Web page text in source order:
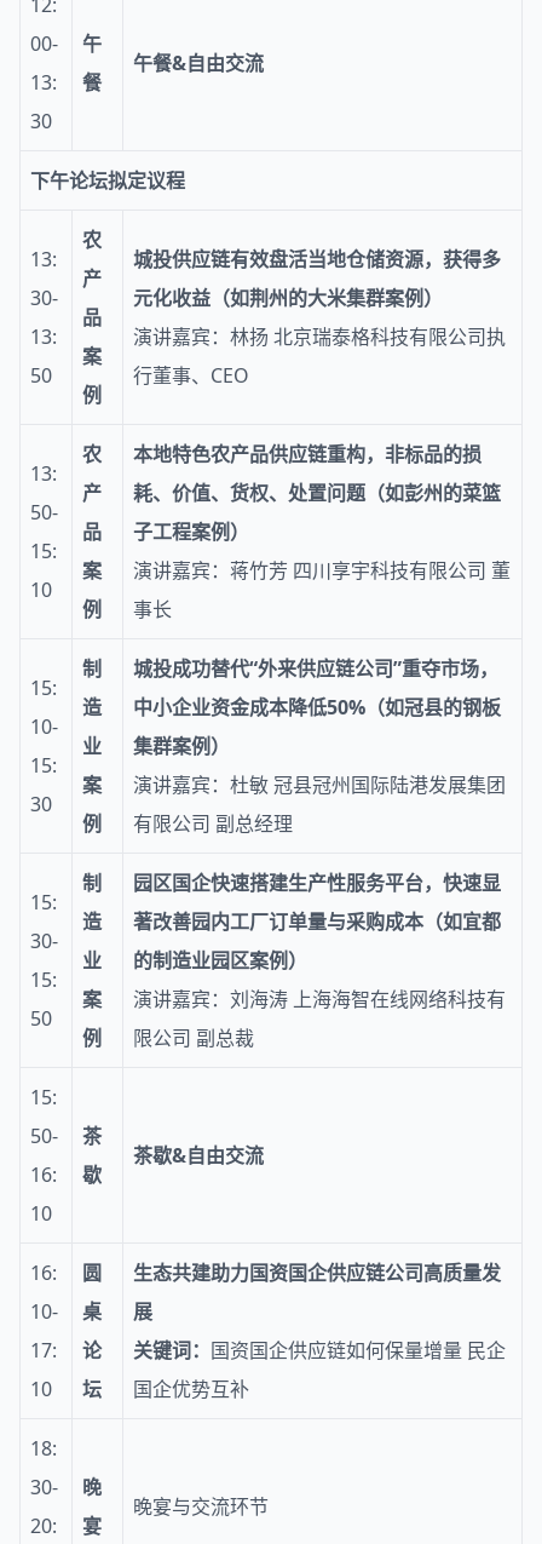
00-
13:
30
午
餐
午餐&自由交流
下午论坛拟定议程
13:
30-
13:
50
农
产
品
案
例
城投供应链有效盘活当地仓储资源，获得多
元化收益（如荆州的大米集群案例）
演讲嘉宾：林扬 北京瑞泰格科技有限公司执
行董事、CEO
13:
50-
15:
10
农
产
品
案
例
本地特色农产品供应链重构，非标品的损
耗、价值、货权、处置问题（如彭州的菜篮
子工程案例）
演讲嘉宾：蒋竹芳 四川享宇科技有限公司 董
事长
15:
10-
15:
30
制
造
业
案
例
城投成功替代“外来供应链公司”重夺市场，
中小企业资金成本降低50%（如冠县的钢板
集群案例）
演讲嘉宾：杜敏 冠县冠州国际陆港发展集团
有限公司 副总经理
15:
30-
15:
50
制
造
业
案
例
园区国企快速搭建生产性服务平台，快速显
著改善园内工厂订单量与采购成本（如宜都
的制造业园区案例）
演讲嘉宾：刘海涛 上海海智在线网络科技有
限公司 副总裁
15:
50-
16:
10
茶
歇
茶歇&自由交流
16:
10-
17:
10
圆
桌
论
坛
生态共建助力国资国企供应链公司高质量发
展
关键词： 国资国企供应链如何保量增量 民企
国企优势互补
18:
30-
20:
晚
宴
晚宴与交流环节